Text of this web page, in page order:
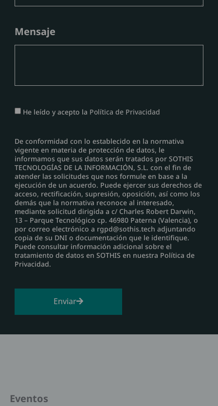
Mensaje
He leído y acepto la Política de Privacidad
De conformidad con lo establecido en la normativa
vigente en materia de protección de datos, le
informamos que sus datos serán tratados por SOTHIS
TECNOLOGÍAS DE LA INFORMACIÓN, S.L. con el fin de
atender las solicitudes que nos formule en base a la
ejecución de un acuerdo. Puede ejercer sus derechos de
acceso, rectificación, supresión, oposición, así como los
demás que la normativa reconoce al interesado,
mediante solicitud dirigida a c/ Charles Robert Darwin,
13 – Parque Tecnológico cp. 46980 Paterna (Valencia), o
por correo electrónico a rgpd@sothis.tech adjuntando
copia de su DNI o documentación que le identifique.
Puede consultar información adicional sobre el
tratamiento de datos en SOTHIS en nuestra Política de
Privacidad.
Enviar
Eventos